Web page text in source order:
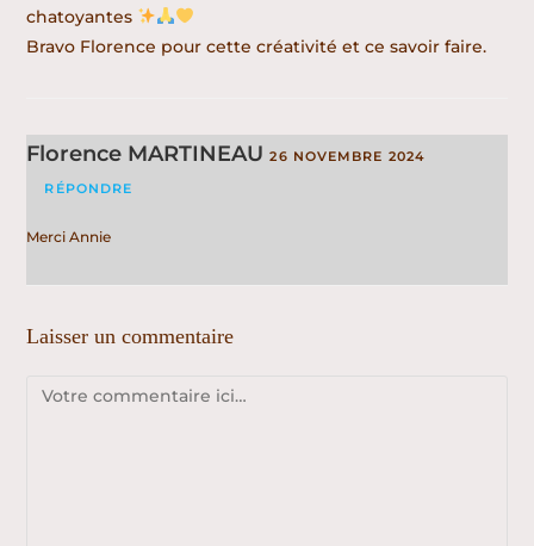
chatoyantes
Bravo Florence pour cette créativité et ce savoir faire.
Florence MARTINEAU 26 NOVEMBRE 2024
RÉPONDRE
Merci Annie
Laisser un commentaire